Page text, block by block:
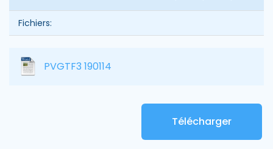
Fichiers:
PVGTF3 190114
Télécharger